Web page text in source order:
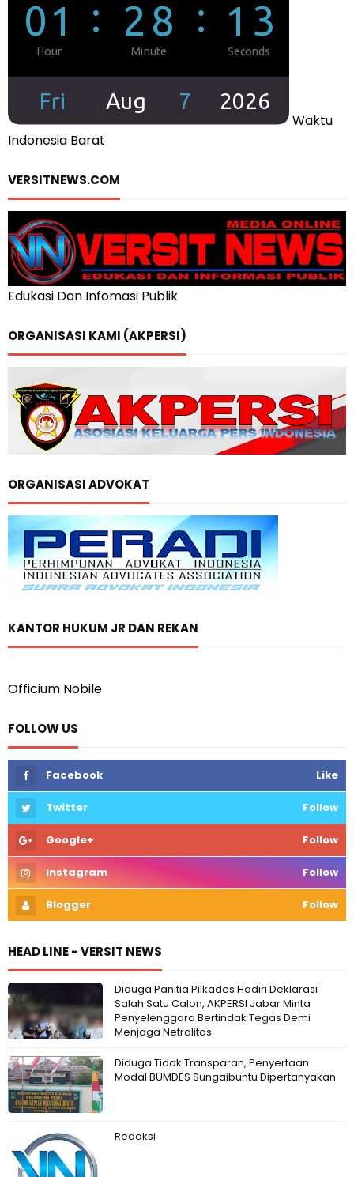
Waktu
Indonesia Barat
VERSITNEWS.COM
Edukasi Dan Infomasi Publik
ORGANISASI KAMI (AKPERSI)
ORGANISASI ADVOKAT
KANTOR HUKUM JR DAN REKAN
Officium Nobile
FOLLOW US
Facebook Like
Twitter Follow
Google+ Follow
Instagram Follow
Blogger Follow
HEAD LINE - VERSIT NEWS
Diduga Panitia Pilkades Hadiri Deklarasi
Salah Satu Calon, AKPERSI Jabar Minta
Penyelenggara Bertindak Tegas Demi
Menjaga Netralitas
Diduga Tidak Transparan, Penyertaan
Modal BUMDES Sungaibuntu Dipertanyakan
Redaksi